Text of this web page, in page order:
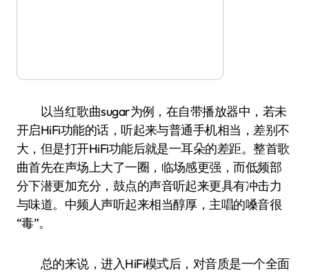
以当红歌曲sugar为例，在自带播放器中，若未
开启HiFi功能的话，听起来与普通手机相当，差别不
大，但是打开HiFi功能后就是一耳朵的差距。整首歌
曲首先在声场上大了一圈，临场感更强，而低频部
分下潜更加充分，鼓点的声音听起来更具有冲击力
与味道。中频人声听起来相当醇厚，主唱的嗓音很
“毒”。
总的来说，进入HiFi模式后，对音质是一个全面